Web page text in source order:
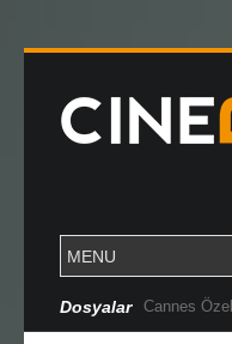
Dosyalar Cannes